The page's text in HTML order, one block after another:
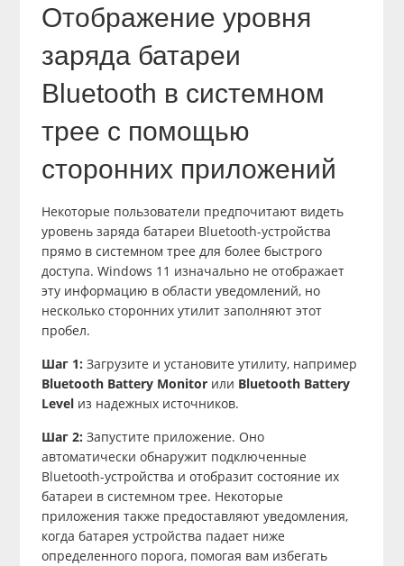
Отображение уровня
заряда батареи
Bluetooth в системном
трее с помощью
сторонних приложений
Некоторые пользователи предпочитают видеть
уровень заряда батареи Bluetooth-устройства
прямо в системном трее для более быстрого
доступа. Windows 11 изначально не отображает
эту информацию в области уведомлений, но
несколько сторонних утилит заполняют этот
пробел.
Шаг 1: Загрузите и установите утилиту, например
Bluetooth Battery Monitorили Bluetooth Battery
Levelиз надежных источников.
Шаг 2: Запустите приложение. Оно
автоматически обнаружит подключенные
Bluetooth-устройства и отобразит состояние их
батареи в системном трее. Некоторые
приложения также предоставляют уведомления,
когда батарея устройства падает ниже
определенного порога, помогая вам избегать